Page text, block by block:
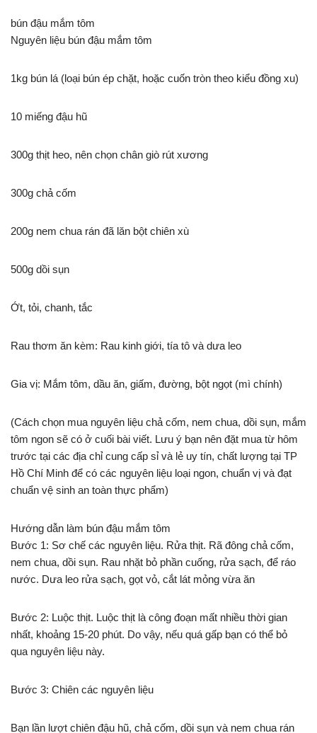
bún đậu mắm tôm
Nguyên liệu bún đậu mắm tôm
1kg bún lá (loại bún ép chặt, hoặc cuốn tròn theo kiểu đồng xu)
10 miếng đậu hũ
300g thịt heo, nên chọn chân giò rút xương
300g chả cốm
200g nem chua rán đã lăn bột chiên xù
500g dồi sụn
Ớt, tỏi, chanh, tắc
Rau thơm ăn kèm: Rau kinh giới, tía tô và dưa leo
Gia vị: Mắm tôm, dầu ăn, giấm, đường, bột ngọt (mì chính)
(Cách chọn mua nguyên liệu chả cốm, nem chua, dồi sụn, mắm
tôm ngon sẽ có ở cuối bài viết. Lưu ý bạn nên đặt mua từ hôm
trước tại các địa chỉ cung cấp sỉ và lẻ uy tín, chất lượng tại TP
Hồ Chí Minh để có các nguyên liệu loại ngon, chuẩn vị và đạt
chuẩn vệ sinh an toàn thực phẩm)
Hướng dẫn làm bún đậu mắm tôm
Bước 1: Sơ chế các nguyên liệu. Rửa thịt. Rã đông chả cốm,
nem chua, dồi sụn. Rau nhặt bỏ phần cuống, rửa sạch, để ráo
nước. Dưa leo rửa sạch, gọt vỏ, cắt lát mỏng vừa ăn
Bước 2: Luộc thịt. Luộc thịt là công đoạn mất nhiều thời gian
nhất, khoảng 15-20 phút. Do vậy, nếu quá gấp bạn có thể bỏ
qua nguyên liệu này.
Bước 3: Chiên các nguyên liệu
Bạn lần lượt chiên đậu hũ, chả cốm, dồi sụn và nem chua rán